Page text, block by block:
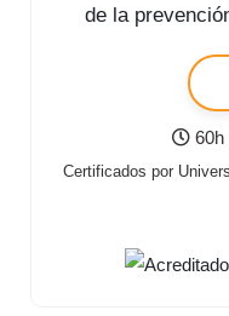
de la
60h
Certificados por